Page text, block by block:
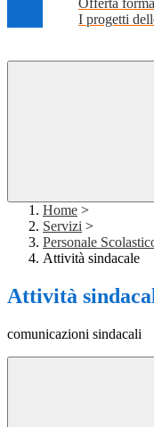
Offerta
I progetti
Home >
Servizi >
Personale
Attività sindacale
Attività
comunicazioni sindacali